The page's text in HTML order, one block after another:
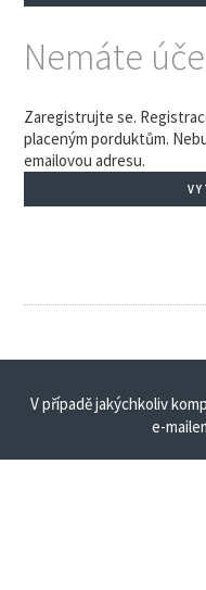
Nemáte
Zaregistrujte se.
placeným porduktům.
emailovou adresu.
V případě jakýchkoliv
e-